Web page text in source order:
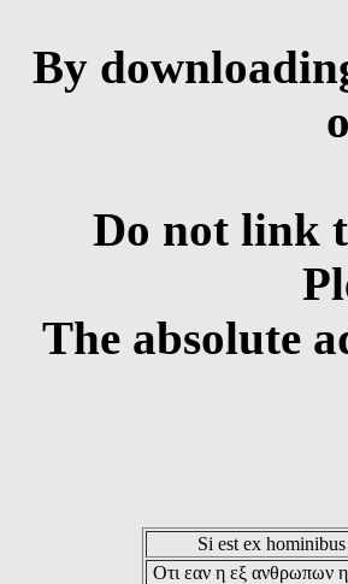
By
Do not link
The absolute
Si est ex
Οτι εαν η εξ ανθρωπων η